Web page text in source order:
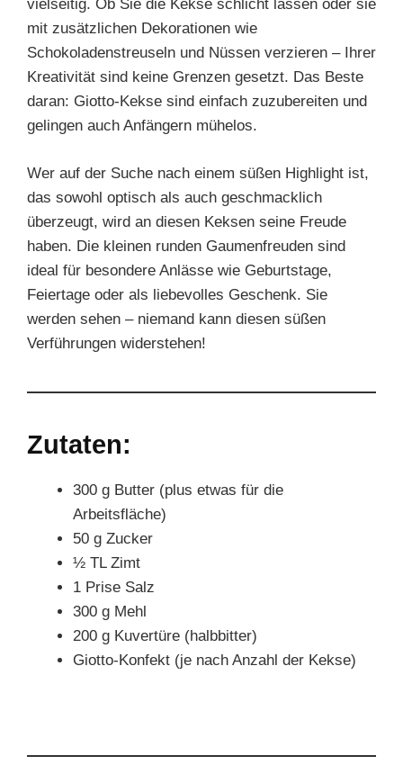
vielseitig. Ob Sie die Kekse schlicht lassen oder sie
mit zusätzlichen Dekorationen wie
Schokoladenstreuseln und Nüssen verzieren – Ihrer
Kreativität sind keine Grenzen gesetzt. Das Beste
daran: Giotto-Kekse sind einfach zuzubereiten und
gelingen auch Anfängern mühelos.
Wer auf der Suche nach einem süßen Highlight ist,
das sowohl optisch als auch geschmacklich
überzeugt, wird an diesen Keksen seine Freude
haben. Die kleinen runden Gaumenfreuden sind
ideal für besondere Anlässe wie Geburtstage,
Feiertage oder als liebevolles Geschenk. Sie
werden sehen – niemand kann diesen süßen
Verführungen widerstehen!
Zutaten:
300 g Butter (plus etwas für die
Arbeitsfläche)
50 g Zucker
½ TL Zimt
1 Prise Salz
300 g Mehl
200 g Kuvertüre (halbbitter)
Giotto-Konfekt (je nach Anzahl der Kekse)